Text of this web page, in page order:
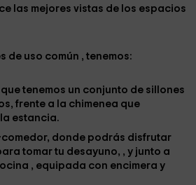
las mejores vistas de los espacios
de uso común ,tenemos:
tenemos un conjunto de sillones
frente a la chimenea que
estancia.
donde podrás disfrutar
tomar tu desayuno, ,y junto a
, equipada con encimera y